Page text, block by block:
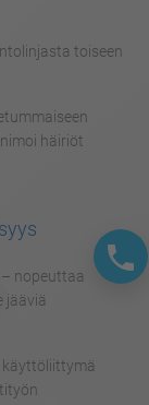
toiseen
häiriöt
– nopeuttaa
jääviä
käyttöliittymä